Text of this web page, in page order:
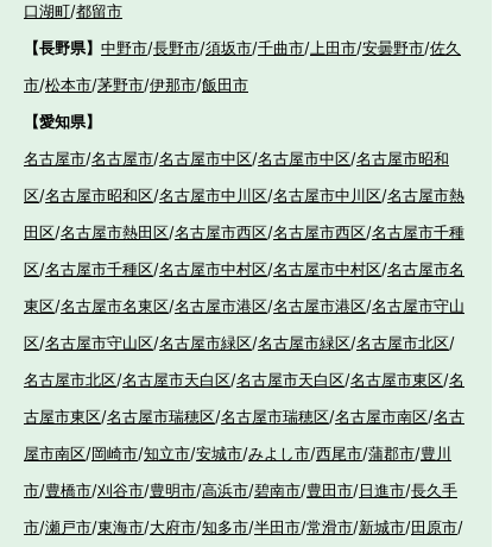
口湖町/都留市
【長野県】 中野市/長野市/須坂市/千曲市/上田市/安曇野市/佐久
市/松本市/茅野市/伊那市/飯田市
【愛知県】
名古屋市/名古屋市/名古屋市中区/名古屋市中区/名古屋市昭和
区/名古屋市昭和区/名古屋市中川区/名古屋市中川区/名古屋市熱
田区/名古屋市熱田区/名古屋市西区/名古屋市西区/名古屋市千種
区/名古屋市千種区/名古屋市中村区/名古屋市中村区/名古屋市名
東区/名古屋市名東区/名古屋市港区/名古屋市港区/名古屋市守山
区/名古屋市守山区/名古屋市緑区/名古屋市緑区/名古屋市北区/
名古屋市北区/名古屋市天白区/名古屋市天白区/名古屋市東区/名
古屋市東区/名古屋市瑞穂区/名古屋市瑞穂区/名古屋市南区/名古
屋市南区/岡崎市/知立市/安城市/みよし市/西尾市/蒲郡市/豊川
市/豊橋市/刈谷市/豊明市/高浜市/碧南市/豊田市/日進市/長久手
市/瀬戸市/東海市/大府市/知多市/半田市/常滑市/新城市/田原市/